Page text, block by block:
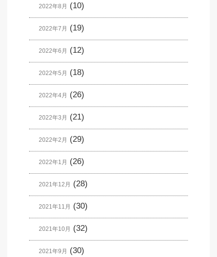
2022年8月 (10)
2022年7月 (19)
2022年6月 (12)
2022年5月 (18)
2022年4月 (26)
2022年3月 (21)
2022年2月 (29)
2022年1月 (26)
2021年12月 (28)
2021年11月 (30)
2021年10月 (32)
2021年9月 (30)